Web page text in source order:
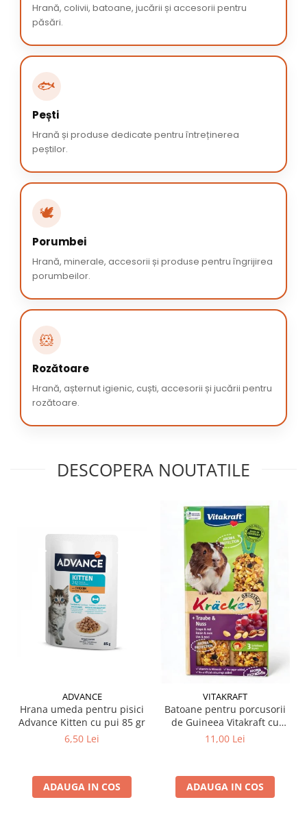
Hrană, colivii, batoane, jucării și accesorii pentru
păsări.
🐟
Pești
Hrană și produse dedicate pentru întreținerea
peștilor.
🕊️
Porumbei
Hrană, minerale, accesorii și produse pentru îngrijirea
porumbeilor.
🐹
Rozătoare
Hrană, așternut igienic, cuști, accesorii și jucării pentru
rozătoare.
DESCOPERA NOUTATILE
ADVANCE
Hrana umeda pentru pisici
Advance Kitten cu pui 85 gr
6,50 Lei
ADAUGA IN COS
VITAKRAFT
Batoane pentru porcusorii
de Guineea Vitakraft cu
struguri & nuci 2 buc
11,00 Lei
ADAUGA IN COS